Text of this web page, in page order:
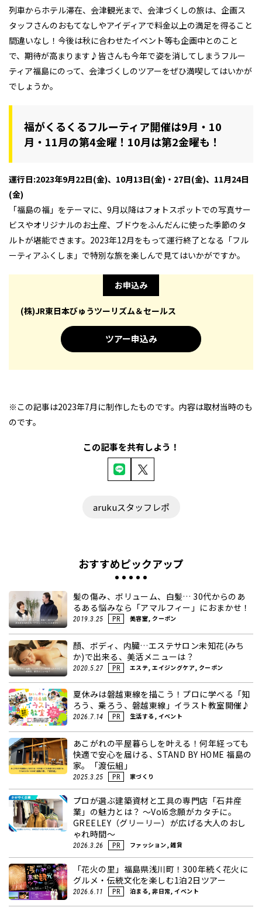
列車からホテル滞在、会津観光まで、会津づくしの旅は、企画ス
タッフさんのおもてなしやアイディアで料金以上の満足を得ること
間違いなし！今後は秋に合わせたイベント等も企画中とのこと
で、期待が高まります♪皆さんも今年で姿を消してしまうフルー
ティア福島にのって、会津づくしのツアーをぜひ満喫してはいかが
でしょうか。
福がくるくるフルーティア開催は9月・10
月・11月の第4金曜！10月は第2金曜も！
運行日:2023年9月22日(金)、10月13日(金)・27日(金)、11月24日
(金)
「福島の福」をテーマに、9月以降はフォトスポットでの写真サー
ビスやオリジナルのお土産、ブドウをふんだんに使った季節のタ
ルトが堪能できます。2023年12月をもって運行終了となる「フル
ーティアふくしま」で特別な旅を楽しんで見てはいかがですか。
お申込み
(株)JR東⽇本びゅうツーリズム＆セールス
ツアー申込み
※この記事は2023年7月に制作したものです。内容は取材当時のも
のです。
この記事を共有しよう！
arukuスタッフレポ
おすすめピックアップ
髪の傷み、ボリューム、白髪… 30代からのあ
るある悩みなら「アマルフィー」におまかせ！
2019.3.25 PR 美容室, クーポン
顏、ボディ、内臓…エステサロン未知花(みち
か)で出来る、美活メニューは？
2020.5.27 PR エステ, エイジングケア, クーポン
夏休みは磐越東線を描こう！プロに学べる「知
ろう、乗ろう、磐越東線」イラスト教室開催♪
2026.7.14 PR 生活する, イベント
あこがれの平屋暮らしを叶える！何年経っても
快適で安心を届ける、STAND BY HOME 福島の
家。「渡伝組」
2025.3.25 PR 家づくり
プロが選ぶ建築資材と工具の専門店「石井産
業」の魅力とは？ ～Vol6念願がカタチに。
GREELEY（グリーリー）が広げる大人のおし
ゃれ時間～
2026.3.26 PR ファッション, 雑貨
「花火の里」福島県浅川町！300年続く花火に
グルメ・伝統文化を楽しむ1泊2日ツアー
2026.6.11 PR 泊まる, 非日常, イベント